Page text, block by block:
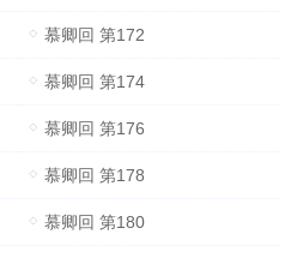
慕卿回 第172
慕卿回 第174
慕卿回 第176
慕卿回 第178
慕卿回 第180